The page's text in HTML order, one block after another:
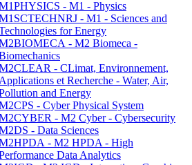
- M1 - Physics
- M1 - Sciences and
for Energy
- M2 Biomeca -
- CLimat, Environnement,
Applications et Recherche - Water, Air,
and Energy
- Cyber Physical System
- M2 Cyber - Cybersecurity
- Data Sciences
- M2 HPDA - High
Data Analytics